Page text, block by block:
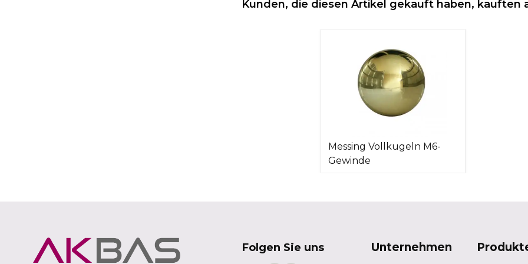
Kunden, die diesen Artikel gekauft haben, kauften
Messing Vollkugeln M6-
Gewinde
Folgen Sie uns Unternehmen